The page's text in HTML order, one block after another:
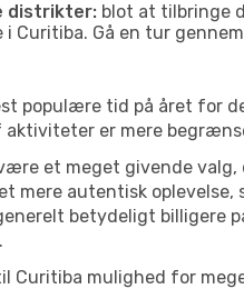
distrikter: blot at tilbringe
Curitiba. Gå en tur
populære tid på året for
er mere
et meget givende
mere autentisk
betydeligt billigere
Curitiba mulighed for